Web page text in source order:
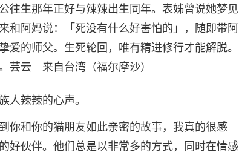
往生那年正好与辣辣出生同年。表姊曾说她梦见
和阿妈说：「死没有什么好害怕的」，随即带阿
的师父。生死轮回，唯有精进修行才能解脱。
芸云 来自台湾（福尔摩沙）
人辣辣的心声。
你和你的猫朋友如此亲密的故事，我真的很感
好伙伴。他们总是以非常多的方式，同时在情感